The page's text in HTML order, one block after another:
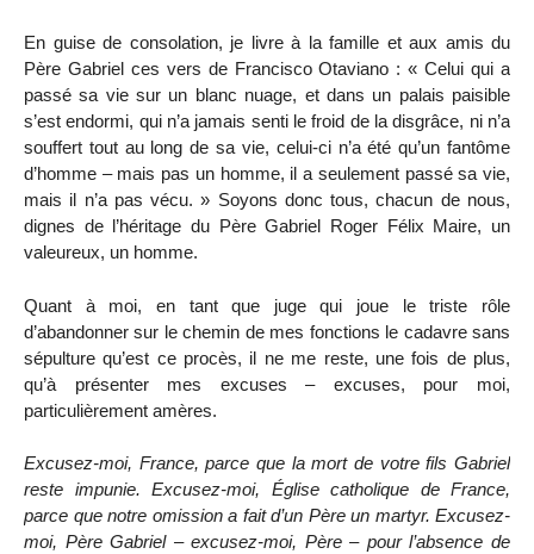
En guise de consolation, je livre à la famille et aux amis du
Père Gabriel ces vers de Francisco Otaviano : « Celui qui a
passé sa vie sur un blanc nuage, et dans un palais paisible
s’est endormi, qui n’a jamais senti le froid de la disgrâce, ni n’a
souffert tout au long de sa vie, celui-ci n’a été qu’un fantôme
d’homme – mais pas un homme, il a seulement passé sa vie,
mais il n’a pas vécu. » Soyons donc tous, chacun de nous,
dignes de l’héritage du Père Gabriel Roger Félix Maire, un
valeureux, un homme.
Quant à moi, en tant que juge qui joue le triste rôle
d’abandonner sur le chemin de mes fonctions le cadavre sans
sépulture qu’est ce procès, il ne me reste, une fois de plus,
qu’à présenter mes excuses – excuses, pour moi,
particulièrement amères.
Excusez-moi, France, parce que la mort de votre fils Gabriel
reste impunie. Excusez-moi, Église catholique de France,
parce que notre omission a fait d’un Père un martyr. Excusez-
moi, Père Gabriel – excusez-moi, Père – pour l’absence de